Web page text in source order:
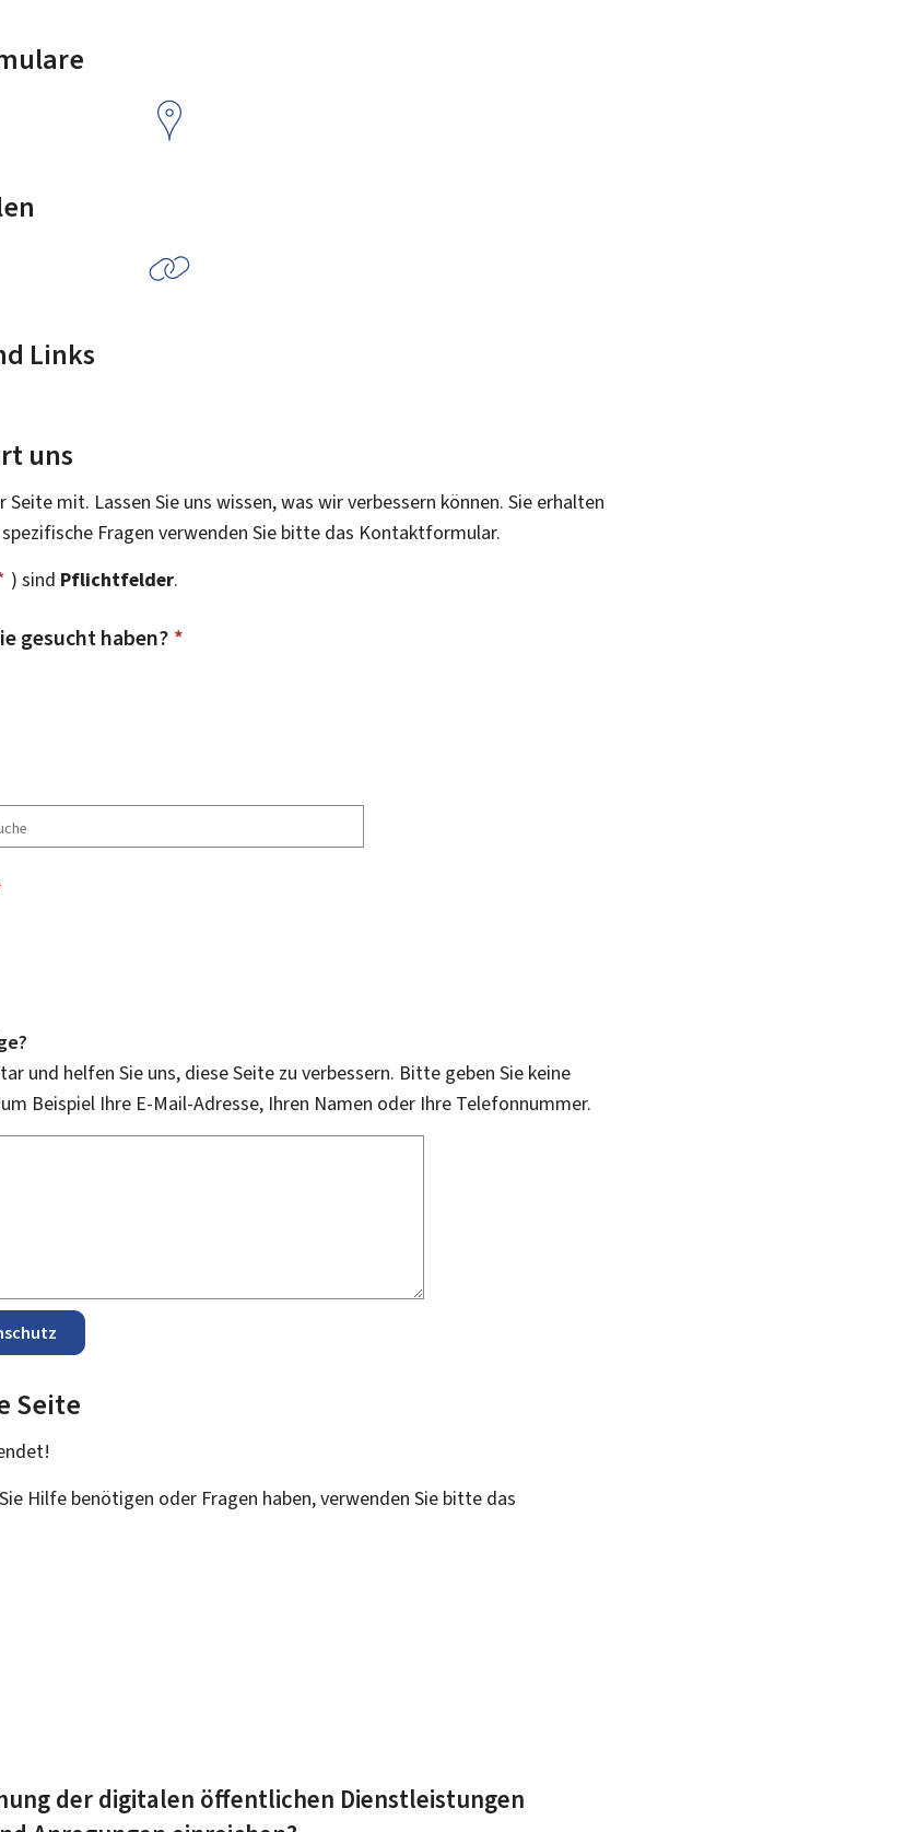
Links
uns
Seite mit. Lassen Sie uns wissen, was wir verbessern können. Sie erhalten
Fragen verwenden Sie bitte das Kontaktformular.
) sind Pflichtfelder.
gesucht haben? *
und helfen Sie uns, diese Seite zu verbessern. Bitte geben Sie keine
Beispiel Ihre E-Mail-Adresse, Ihren Namen oder Ihre Telefonnummer.
Seite
Hilfe benötigen oder Fragen haben, verwenden Sie bitte das
der digitalen öffentlichen Dienstleistungen